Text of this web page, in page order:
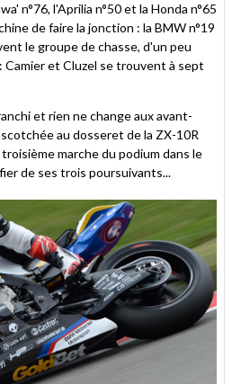
n°76, l'Aprilia n°50 et la Honda n°65
de faire la jonction : la BMW n°19
le groupe de chasse, d'un peu
et Cluzel se trouvent à sept
et rien ne change aux avant-
au dosseret de la ZX-10R
marche du podium dans le
de ses trois poursuivants...